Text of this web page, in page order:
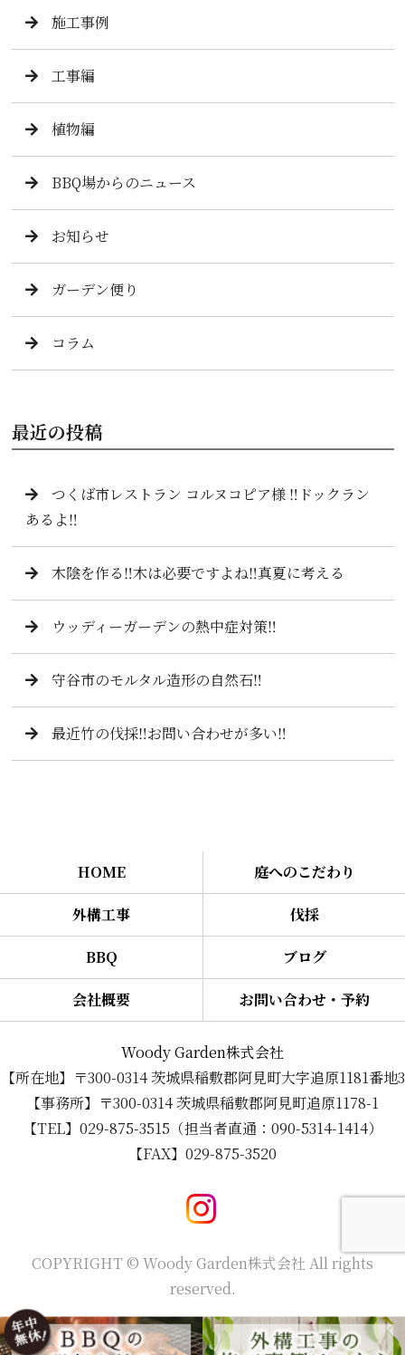
施工事例
工事編
植物編
BBQ場からのニュース
お知らせ
ガーデン便り
コラム
最近の投稿
つくば市レストラン コルヌコピア様 ‼️ドックラン
あるよ‼️
木陰を作る‼️木は必要ですよね‼️真夏に考える
ウッディーガーデンの熱中症対策‼️
守谷市のモルタル造形の自然石‼️
最近竹の伐採‼️お問い合わせが多い‼️
HOME 庭へのこだわり
外構工事 伐採
BBQ ブログ
会社概要 お問い合わせ・予約
Woody Garden株式会社
【所在地】〒300-0314 茨城県稲敷郡阿見町大字追原1181番地3
【事務所】〒300-0314 茨城県稲敷郡阿見町追原1178-1
【TEL】029-875-3515（担当者直通：090-5314-1414）
【FAX】029-875-3520
COPYRIGHT © Woody Garden株式会社 All rights
reserved.